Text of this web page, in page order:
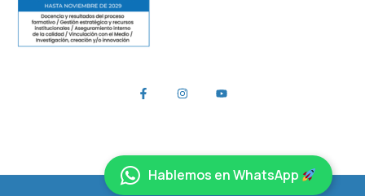
Hablemos en WhatsApp